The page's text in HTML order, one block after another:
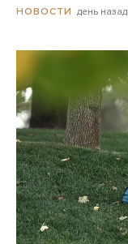
НОВОСТИ день назад